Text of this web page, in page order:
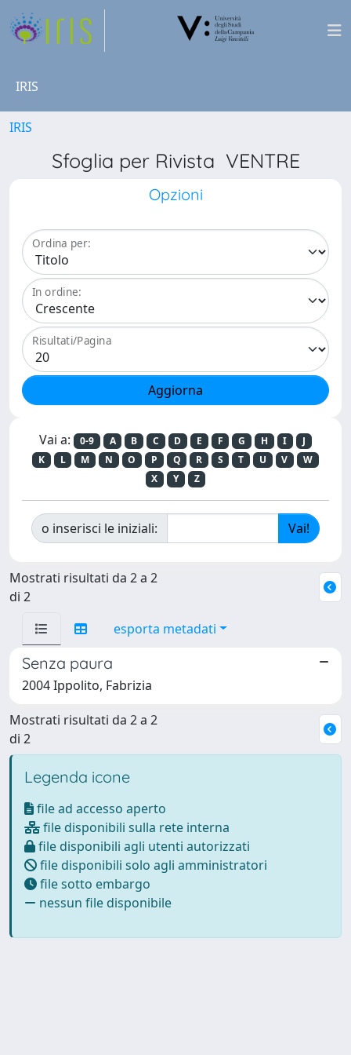
IRIS
IRIS
Sfoglia per Rivista VENTRE
Opzioni
Ordina per:
In ordine:
Risultati/Pagina
Vai a: 0-9 A B C D E F G H I
J
K
L M N O P Q R S T U V
W
X
Y Z
o inserisci le iniziali:
Mostrati risultati da 2 a 2
di 2
esporta metadati
Senza paura
2004 Ippolito, Fabrizia
Mostrati risultati da 2 a 2
di 2
Legenda icone
file ad accesso aperto
file disponibili sulla rete interna
file disponibili agli utenti autorizzati
file disponibili solo agli amministratori
file sotto embargo
nessun file disponibile